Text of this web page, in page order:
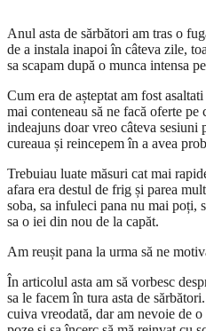
Anul asta de sărbători am tras o
de a instala inapoi în câteva zile,
sa scapam după o munca intensa
Cum era de așteptat am fost
mai conteneau să ne facă oferte
indeajuns doar vreo câteva sesiuni
cureaua și reincepem în a avea
Trebuiau luate măsuri cat mai
afara era destul de frig și parea
soba, sa infuleci pana nu mai poți,
sa o iei din nou de la capăt.
Am reușit pana la urma să ne
În articolul asta am să vorbesc
sa le facem în tura asta de
cuiva vreodată, dar am nevoie de o